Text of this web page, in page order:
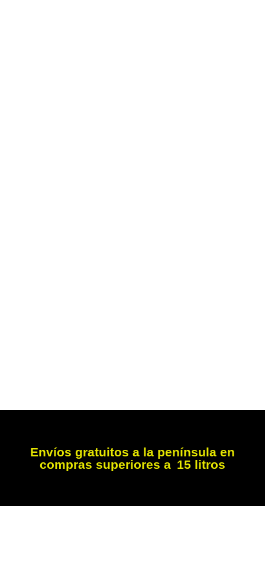
Envíos gratuitos a la península en
compras superiores a 15 litros